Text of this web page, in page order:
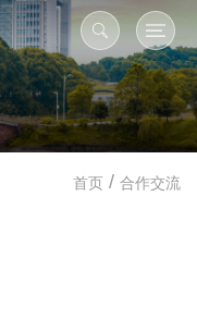
首页 / 合作交流